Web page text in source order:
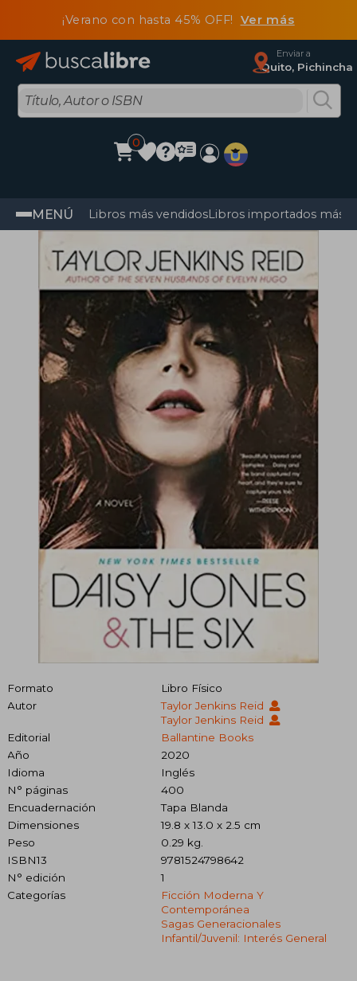
¡Verano con hasta 45% OFF! Ver más
Enviar a
Quito, Pichincha
0
MENÚ Libros más vendidosLibros importados más
Formato
Libro Físico
Autor
Taylor Jenkins Reid
Taylor Jenkins Reid
Editorial
Ballantine Books
Año
2020
Idioma
Inglés
N° páginas
400
Encuadernación
Tapa Blanda
Dimensiones
19.8 x 13.0 x 2.5 cm
Peso
0.29 kg.
ISBN13
9781524798642
N° edición
1
Categorías
Ficción Moderna Y
Contemporánea
Sagas Generacionales
Infantil/juvenil: Interés General